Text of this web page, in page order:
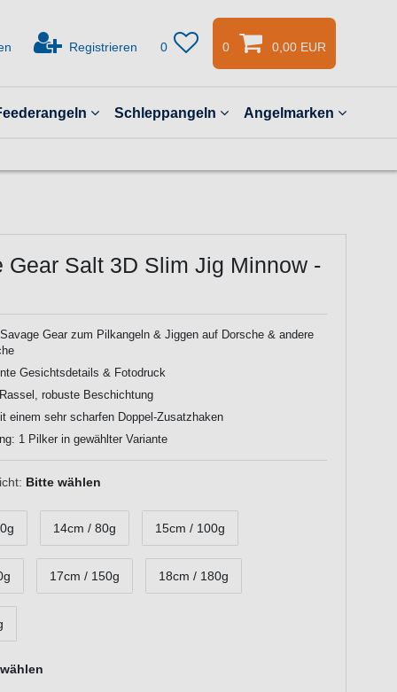
Registrieren 0 0 0,00 EUR
Schleppangeln Angelmarken
Gear Salt 3D Slim Jig Minnow -
Gear zum Pilkangeln & Jiggen auf Dorsche & andere
Gesichtsdetails & Fotodruck
robuste Beschichtung
einem sehr scharfen Doppel-Zusatzhaken
1 Pilker in gewählter Variante
Bitte wählen
14cm / 80g 15cm / 100g
17cm / 150g 18cm / 180g